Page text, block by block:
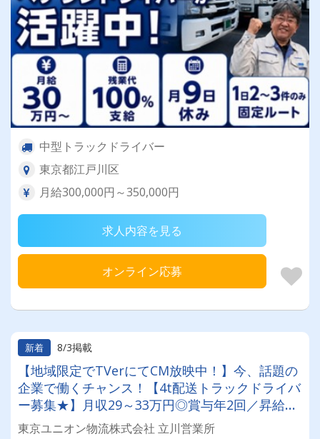
中型トラックドライバー
東京都江戸川区
月給300,000円～350,000円
求人内容を見る
オンライン応募
新着 8/3掲載
【地域限定でTVerにてCM放映中！】今、話題の
企業で働くチャンス！【4t配送トラックドライバ
ー募集★】月収29～33万円◎賞与年2回／昇給有
／福利厚生充実／仕事量安定／未経験歓迎◎【年
東京ユニオン物流株式会社 立川営業所